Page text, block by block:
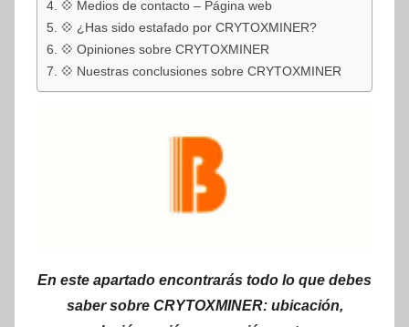
💠 Medios de contacto – Página web
💠 ¿Has sido estafado por CRYTOXMINER?
💠 Opiniones sobre CRYTOXMINER
💠 Nuestras conclusiones sobre CRYTOXMINER
En este apartado encontrarás todo lo que debes
saber sobre CRYTOXMINER: ubicación,